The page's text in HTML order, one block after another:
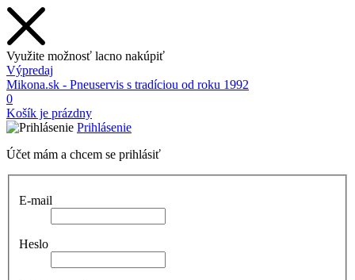
Využite možnosť lacno nakúpiť
Výpredaj
Mikona.sk - Pneuservis s tradíciou od roku 1992
0
Košík je prázdny
Prihlásenie
Účet mám a chcem se prihlásiť
E-mail
Heslo